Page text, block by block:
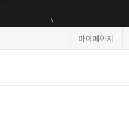
마이페이지